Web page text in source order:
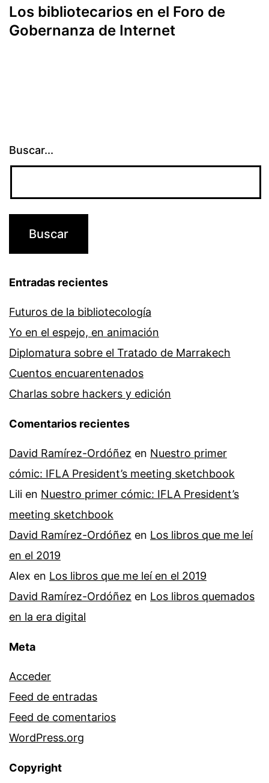
Los bibliotecarios en el Foro de
Gobernanza de Internet
Buscar...
Entradas recientes
Futuros de la bibliotecología
Yo en el espejo, en animación
Diplomatura sobre el Tratado de Marrakech
Cuentos encuarentenados
Charlas sobre hackers y edición
Comentarios recientes
David Ramírez-Ordóñez en Nuestro primer
cómic: IFLA President’s meeting sketchbook
Lili en Nuestro primer cómic: IFLA President’s
meeting sketchbook
David Ramírez-Ordóñez en Los libros que me leí
en el 2019
Alex en Los libros que me leí en el 2019
David Ramírez-Ordóñez en Los libros quemados
en la era digital
Meta
Acceder
Feed de entradas
Feed de comentarios
WordPress.org
Copyright